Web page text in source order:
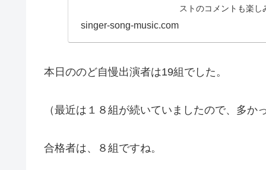
ストのコメントも楽し
singer-song-music.com
本日ののど自慢出演者は19組でした。
（最近は１８組が続いていましたので、多か
合格者は、８組ですね。